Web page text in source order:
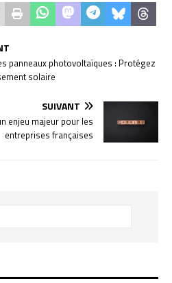
panneaux photovoltaïques : Protégez
solaire
SUIVANT
enjeu majeur pour les
entreprises françaises